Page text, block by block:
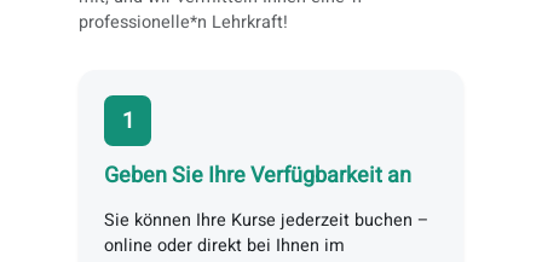
Kursmaterialien, auf
Buchhandlungen
vertrauen
Akademische
Kooperation mit
Universitäten